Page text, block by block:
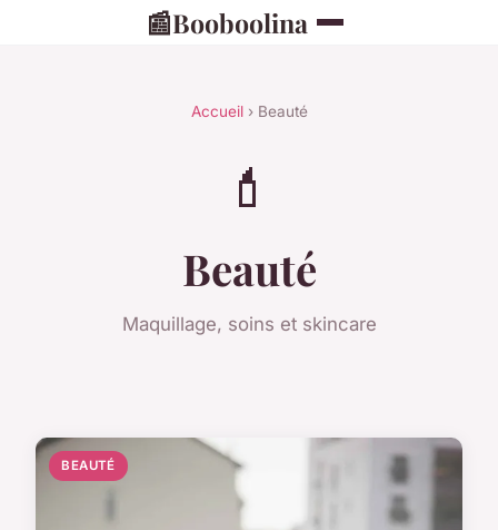
📰Booboolina
Accueil› Beauté
💄
Beauté
Maquillage, soins et skincare
BEAUTÉ